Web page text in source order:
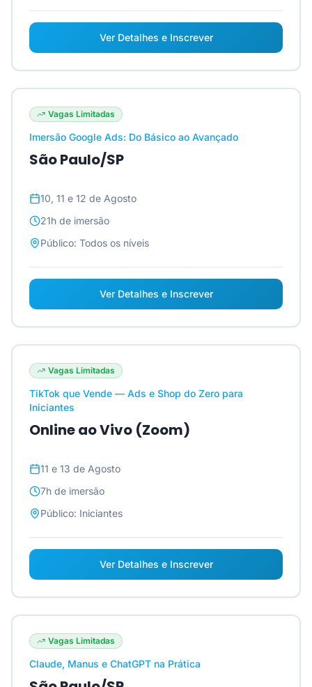
Ver Detalhes e Inscrever
Vagas Limitadas
Imersão Google Ads: Do Básico ao Avançado
São Paulo/SP
10, 11 e 12 de Agosto
21h de imersão
Público: Todos os níveis
Ver Detalhes e Inscrever
Vagas Limitadas
TikTok que Vende — Ads e Shop do Zero para
Iniciantes
Online ao Vivo (Zoom)
11 e 13 de Agosto
7h de imersão
Público: Iniciantes
Ver Detalhes e Inscrever
Vagas Limitadas
Claude, Manus e ChatGPT na Prática